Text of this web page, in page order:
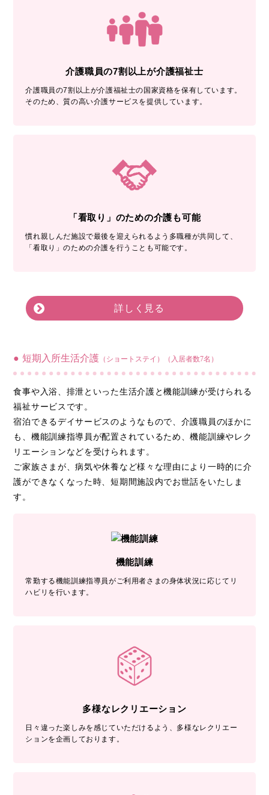
介護職員の7割以上が介護福祉士
介護職員の7割以上が介護福祉士の国家資格を保有しています。
そのため、質の高い介護サービスを提供しています。
「看取り」のための介護も可能
慣れ親しんだ施設で最後を迎えられるよう多職種が共同して、
「看取り」のための介護を行うことも可能です。
詳しく見る
短期入所生活介護 （ショートステイ）（入居者数7名）
食事や入浴、排泄といった生活介護と機能訓練が受けられる
福祉サービスです。
宿泊できるデイサービスのようなもので、介護職員のほかに
も、機能訓練指導員が配置されているため、機能訓練やレク
リエーションなどを受けられます。
ご家族さまが、病気や休養など様々な理由により一時的に介
護ができなくなった時、短期間施設内でお世話をいたしま
す。
機能訓練
常勤する機能訓練指導員がご利用者さまの身体状況に応じてリ
ハビリを行います。
多様なレクリエーション
日々違った楽しみを感じていただけるよう、多様なレクリエー
ションを企画しております。